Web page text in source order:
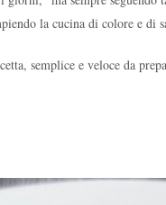
la cucina di colore e di
semplice e veloce da